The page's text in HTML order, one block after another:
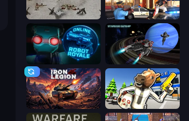
Warfare 1944 Vegas Clash 3D
Online Robot Royale Starbase Gunship
Iron Legion Bank Robbery: Escape